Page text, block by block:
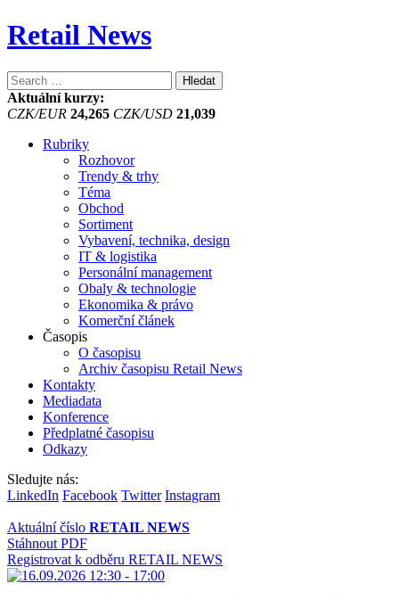
Retail News
Vyhledávání
Aktuální kurzy:
CZK/EUR 24,265 CZK/USD 21,039
Rubriky
Rozhovor
Trendy & trhy
Téma
Obchod
Sortiment
Vybavení, technika, design
IT & logistika
Personální management
Obaly & technologie
Ekonomika & právo
Komerční článek
Časopis
O časopisu
Archiv časopisu Retail News
Kontakty
Mediadata
Konference
Předplatné časopisu
Odkazy
Sledujte nás:
LinkedIn Facebook Twitter Instagram
Aktuální číslo RETAIL NEWS
Stáhnout PDF
Registrovat k odběru RETAIL NEWS